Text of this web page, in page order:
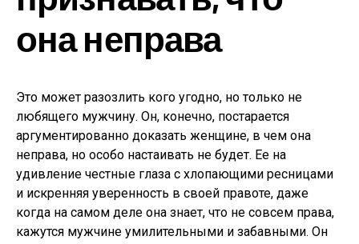
она неправа
Это может разозлить кого угодно, но только не
любящего мужчину. Он, конечно, постарается
аргументированно доказать женщине, в чем она
неправа, но особо настаивать не будет. Ее на
удивление честные глаза с хлопающими ресницами
и искренняя уверенность в своей правоте, даже
когда на самом деле она знает, что не совсем права,
кажутся мужчине умилительными и забавными. Он